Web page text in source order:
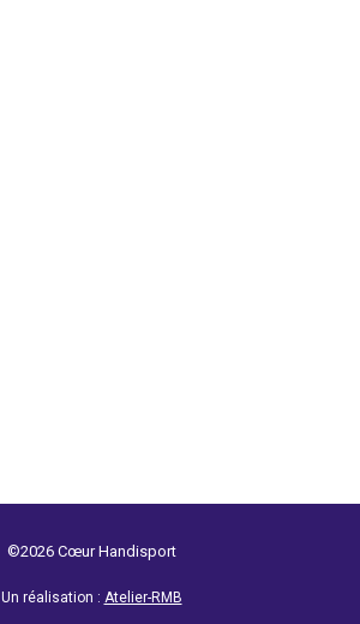
©2026 Cœur Handisport
Un réalisation : Atelier-RMB